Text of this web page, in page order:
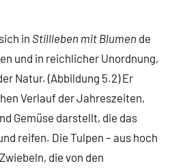
in Stillleben mit Blumen de
und in reichlicher Unordnung,
Natur. (Abbildung 5.2) Er
Verlauf der Jahreszeiten,
Gemüse darstellt, die das
reifen. Die Tulpen – aus hoch
die von den